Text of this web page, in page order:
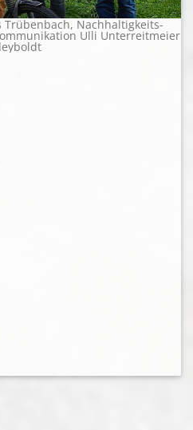
Trübenbach, Nachhaltigkeits-
Ulli Unterreitmeier